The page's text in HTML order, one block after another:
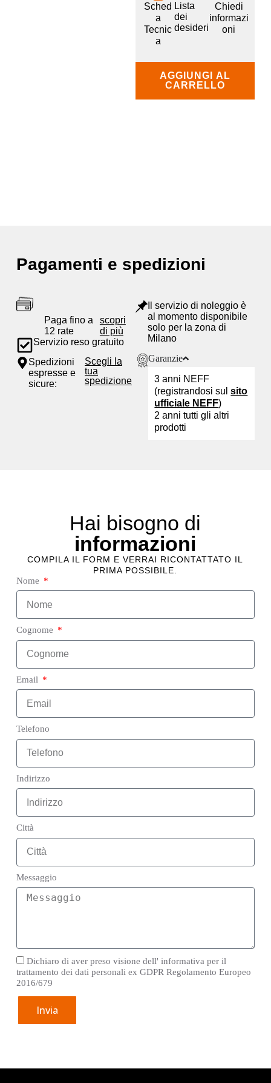
Sched
a
Tecnic
a
Lista
dei
desideri
Chiedi
informazi
oni
AGGIUNGI AL
CARRELLO
Pagamenti e spedizioni
Paga fino a
12 rate
scopri
di più
Servizio reso gratuito
Spedizioni
espresse e
sicure:
Scegli la
tua
spedizione
Il servizio di noleggio è
al momento disponibile
solo per la zona di
Milano
Garanzie
3 anni NEFF
(registrandosi sulsito
ufficiale NEFF)
2 anni tutti gli altri
prodotti
Hai bisogno di
informazioni
COMPILA IL FORM E VERRAI RICONTATTATO IL
PRIMA POSSIBILE.
Nome
Cognome
Email
Telefono
Indirizzo
Città
Messaggio
Dichiaro di aver preso visione dell' informativa per il
trattamento dei dati personali ex GDPR Regolamento Europeo
2016/679
Invia